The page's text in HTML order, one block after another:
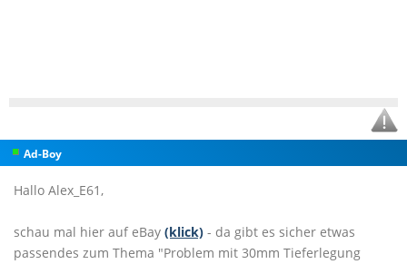
Ad-Boy
Hallo Alex_E61,
schau mal hier auf eBay (klick) - da gibt es sicher etwas
passendes zum Thema "Problem mit 30mm Tieferlegung